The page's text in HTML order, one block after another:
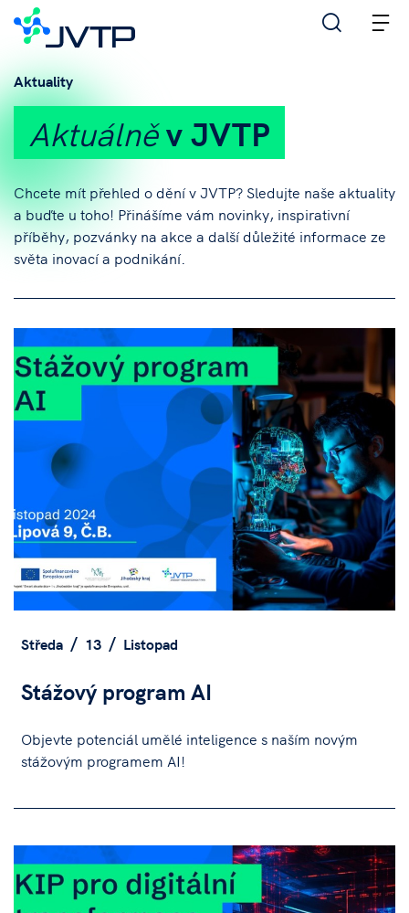
Aktuality
Aktuálněv JVTP
Chcete mít přehled o dění v JVTP? Sledujte naše aktuality
a buďte u toho! Přinášíme vám novinky, inspirativní
příběhy, pozvánky na akce a další důležité informace ze
světa inovací a podnikání.
Středa 13 Listopad
Stážový program AI
Objevte potenciál umělé inteligence s naším novým
stážovým programem AI!